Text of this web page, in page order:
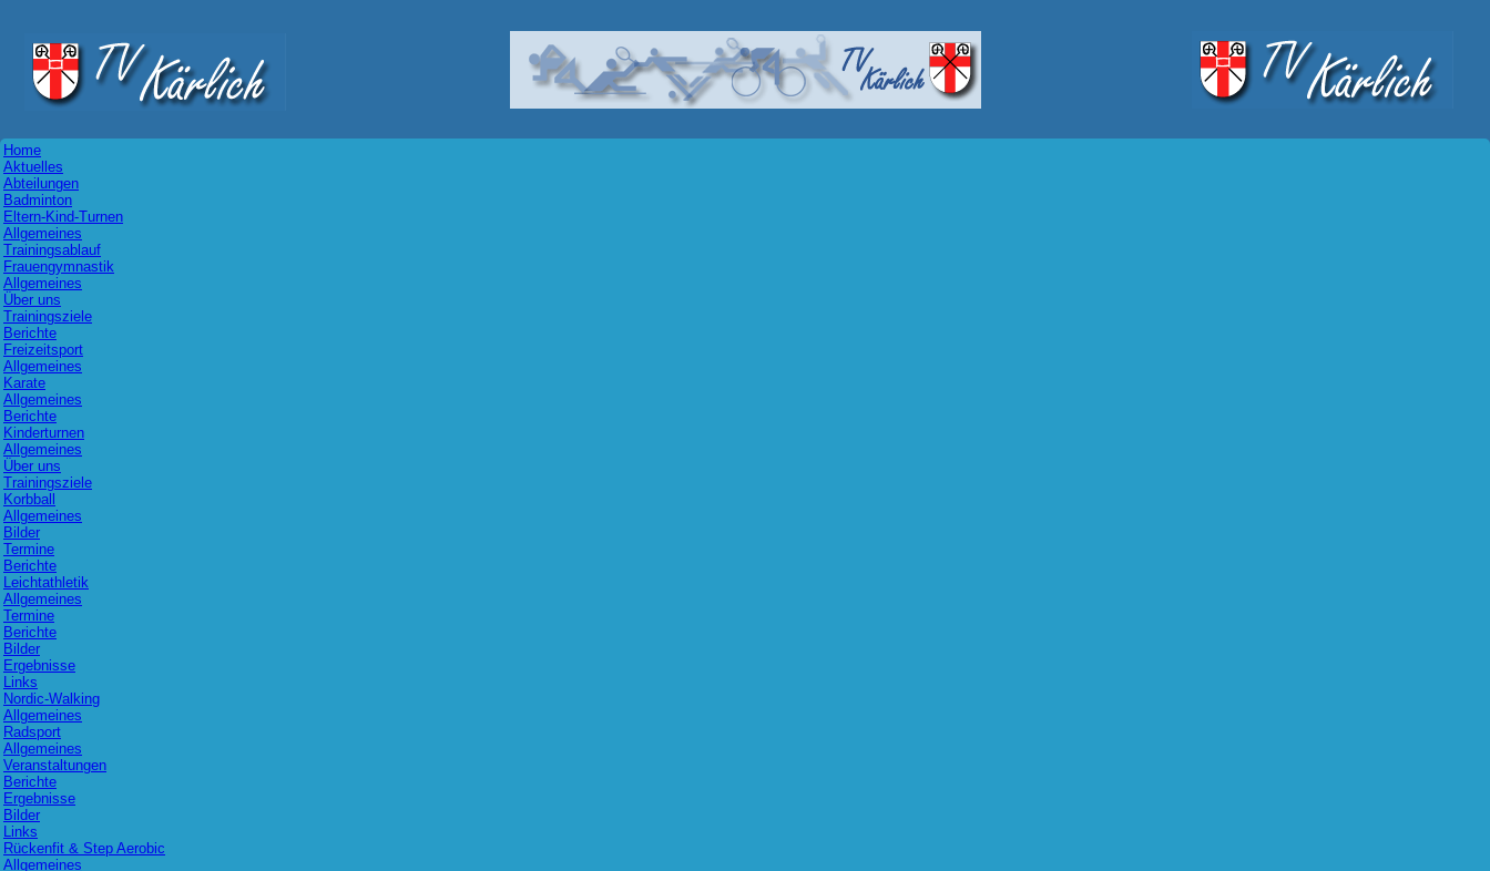
Home
Aktuelles
Abteilungen
Badminton
Eltern-Kind-Turnen
Allgemeines
Trainingsablauf
Frauengymnastik
Allgemeines
Über uns
Trainingsziele
Berichte
Freizeitsport
Allgemeines
Karate
Allgemeines
Berichte
Kinderturnen
Allgemeines
Über uns
Trainingsziele
Korbball
Allgemeines
Bilder
Termine
Berichte
Leichtathletik
Allgemeines
Termine
Berichte
Bilder
Ergebnisse
Links
Nordic-Walking
Allgemeines
Radsport
Allgemeines
Veranstaltungen
Berichte
Ergebnisse
Bilder
Links
Rückenfit & Step Aerobic
Allgemeines